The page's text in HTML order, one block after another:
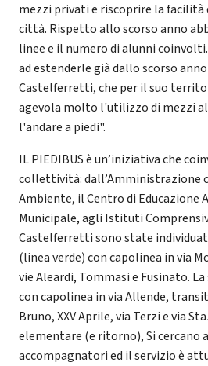
mezzi privati e riscoprire la facilità
città. Rispetto allo scorso anno
linee e il numero di alunni
ad estenderle già dallo scorso
Castelferretti, che per il suo
agevola molto l'utilizzo di mezzi
l'andare a piedi".
IL PIEDIBUS è un’iniziativa che
collettività: dall’Amministrazione
Ambiente, il Centro di Educazione
Municipale, agli Istituti
Castelferretti sono state
(linea verde) con capolinea in via
vie Aleardi, Tommasi e Fusinato.
con capolinea in via Allende,
Bruno, XXV Aprile, via Terzi e via
elementare (e ritorno), Si cercano
accompagnatori ed il servizio è